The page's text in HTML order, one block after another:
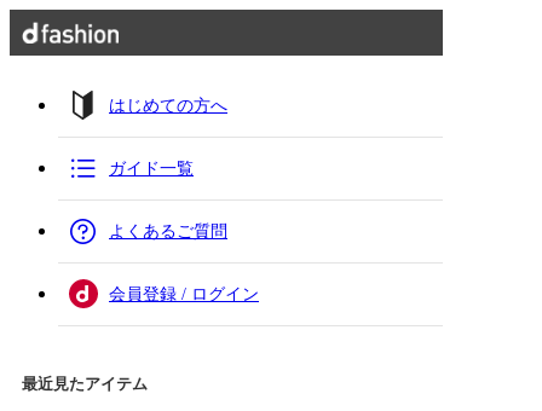
はじめての方へ
ガイド一覧
よくあるご質問
会員登録 / ログイン
最近見たアイテム